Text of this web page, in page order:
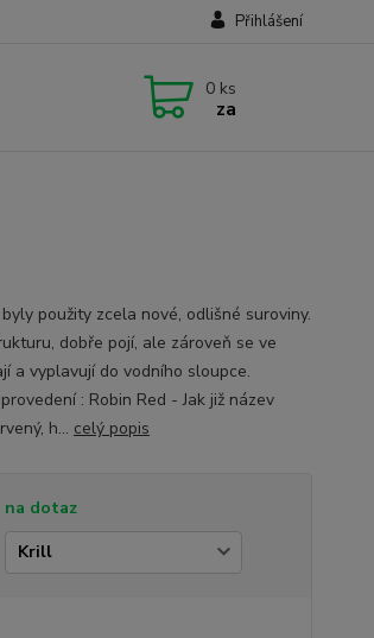
Přihlášení
0 ks
za
použity zcela nové, odlišné suroviny.
dobře pojí, ale zároveň se ve
a vyplavují do vodního sloupce.
: Robin Red - Jak již název
h... celý popis
na dotaz